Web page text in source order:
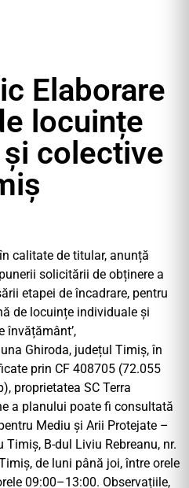
Elaborare
locuințe
colective
în calitate de titular, anunță
solicitării de obținere a
etapei de încadrare, pentru
de locuințe individuale și
învățământ’,
Ghiroda, județul Timiș, în
prin CF 408705 (72.055
proprietatea SC Terra
a planului poate fi consultată
Mediu și Arii Protejate –
B-dul Liviu Rebreanu, nr.
de luni până joi, între orele
09:00–13:00. Observațiile,